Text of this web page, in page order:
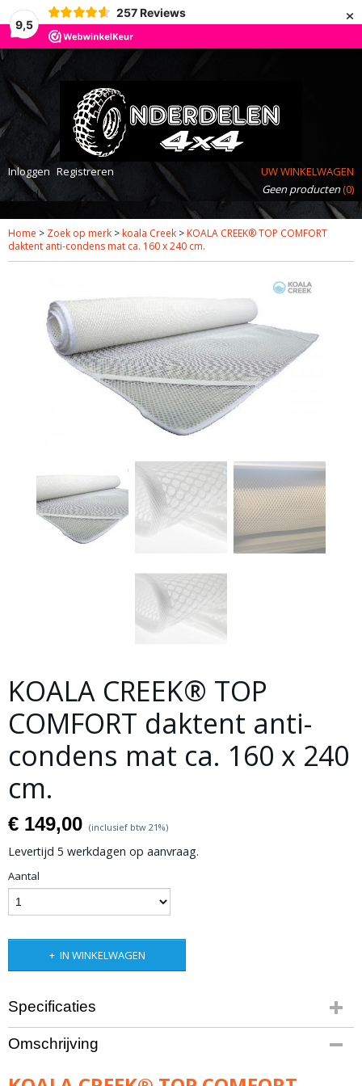
9,5
257 Reviews ×
Inloggen Registreren
UW WINKELWAGEN
Geen producten(0)
Home > Zoek op merk > koala Creek > KOALA CREEK® TOP COMFORT
daktent anti-condens mat ca. 160 x 240 cm.
KOALA CREEK® TOP
COMFORT daktent anti-
condens mat ca. 160 x 240
cm.
€ 149,00 (inclusief btw 21%)
Levertijd 5 werkdagen op aanvraag.
Aantal
IN WINKELWAGEN
Specificaties
Productcode leverancier
R83:KCDTACM160W
Omschrijving